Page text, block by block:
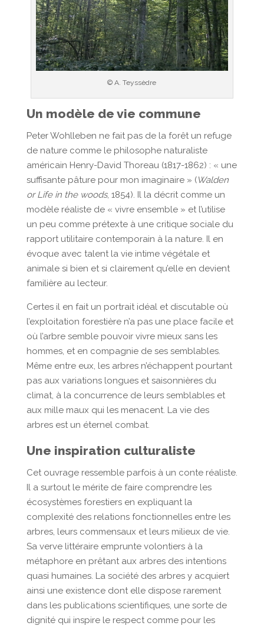
© A. Teyssèdre
Un modèle de vie commune
Peter Wohlleben ne fait pas de la forêt un refuge
de nature comme le philosophe naturaliste
américain Henry-David Thoreau (1817-1862) : « une
suffisante pâture pour mon imaginaire » (Walden
or Life in the woods, 1854). Il la décrit comme un
modèle réaliste de « vivre ensemble » et l’utilise
un peu comme prétexte à une critique sociale du
rapport utilitaire contemporain à la nature. Il en
évoque avec talent la vie intime végétale et
animale si bien et si clairement qu’elle en devient
familière au lecteur.
Certes il en fait un portrait idéal et discutable où
l’exploitation forestière n’a pas une place facile et
où l’arbre semble pouvoir vivre mieux sans les
hommes, et en compagnie de ses semblables.
Même entre eux, les arbres n’échappent pourtant
pas aux variations longues et saisonnières du
climat, à la concurrence de leurs semblables et
aux mille maux qui les menacent. La vie des
arbres est un éternel combat.
Une inspiration culturaliste
Cet ouvrage ressemble parfois à un conte réaliste.
Il a surtout le mérite de faire comprendre les
écosystèmes forestiers en expliquant la
complexité des relations fonctionnelles entre les
arbres, leurs commensaux et leurs milieux de vie.
Sa verve littéraire emprunte volontiers à la
métaphore en prêtant aux arbres des intentions
quasi humaines. La société des arbres y acquiert
ainsi une existence dont elle dispose rarement
dans les publications scientifiques, une sorte de
dignité qui inspire le respect comme pour les